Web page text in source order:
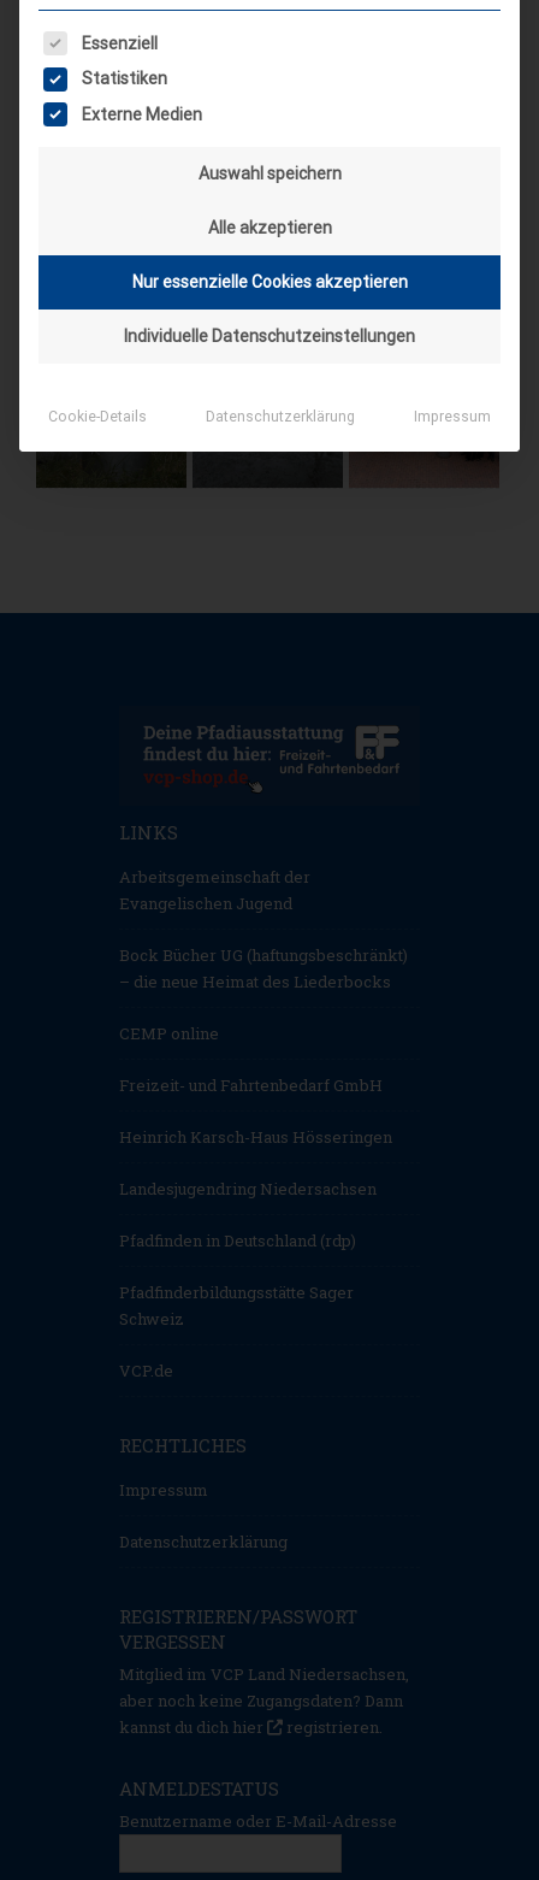
LINKS
Arbeitsgemeinschaft der
Evangelischen Jugend
Bock Bücher UG (haftungsbeschränkt)
– die neue Heimat des Liederbocks
CEMP online
Freizeit- und Fahrtenbedarf GmbH
Heinrich Karsch-Haus Hösseringen
Landesjugendring Niedersachsen
Pfadfinden in Deutschland (rdp)
Pfadfinderbildungsstätte Sager
Schweiz
VCP.de
RECHTLICHES
Impressum
Datenschutzerklärung
REGISTRIEREN/PASSWORT
VERGESSEN
Mitglied im VCP Land Niedersachsen,
aber noch keine Zugangsdaten? Dann
kannst du dich hier
registrieren.
ANMELDESTATUS
Benutzername oder E-Mail-Adresse
Es folgt eine Liste der Service-Gruppen, für die eine
Essenziell
Statistiken
Externe Medien
Auswahl speichern
Alle akzeptieren
Nur essenzielle Cookies akzeptieren
Individuelle Datenschutzeinstellungen
Cookie-Details Datenschutzerklärung Impressum